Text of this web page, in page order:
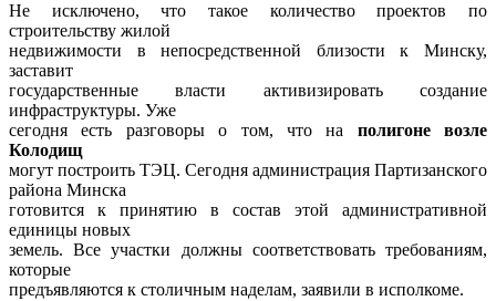
Не исключено, что такое количество проектов по
строительству жилой
недвижимости в непосредственной близости к Минску,
заставит
государственные власти активизировать создание
инфраструктуры. Уже
сегодня есть разговоры о том, что на полигоне возле
Колодищ
могут построить ТЭЦ. Сегодня администрация Партизанского
района Минска
готовится к принятию в состав этой административной
единицы новых
земель. Все участки должны соответствовать требованиям,
которые
предъявляются к столичным наделам, заявили в исполкоме.